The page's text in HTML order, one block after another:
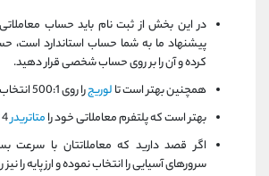
در این بخش از ثبت نام باید حساب
پیشنهاد ما به شما حساب استاندارد است،
کرده و آن را بر روی حساب شخصی قرار دهید.
همچنین بهتر است تالوریجرا روی 500:1 انتخاب کنید.
بهتر است که پلتفرم معاملاتی خود رامتاتریدر4 تیک بزنید.
اگر قصد دارید که معاملاتتان با سرعت
سرورهای آسیایی را انتخاب نموده و ارز پایه را